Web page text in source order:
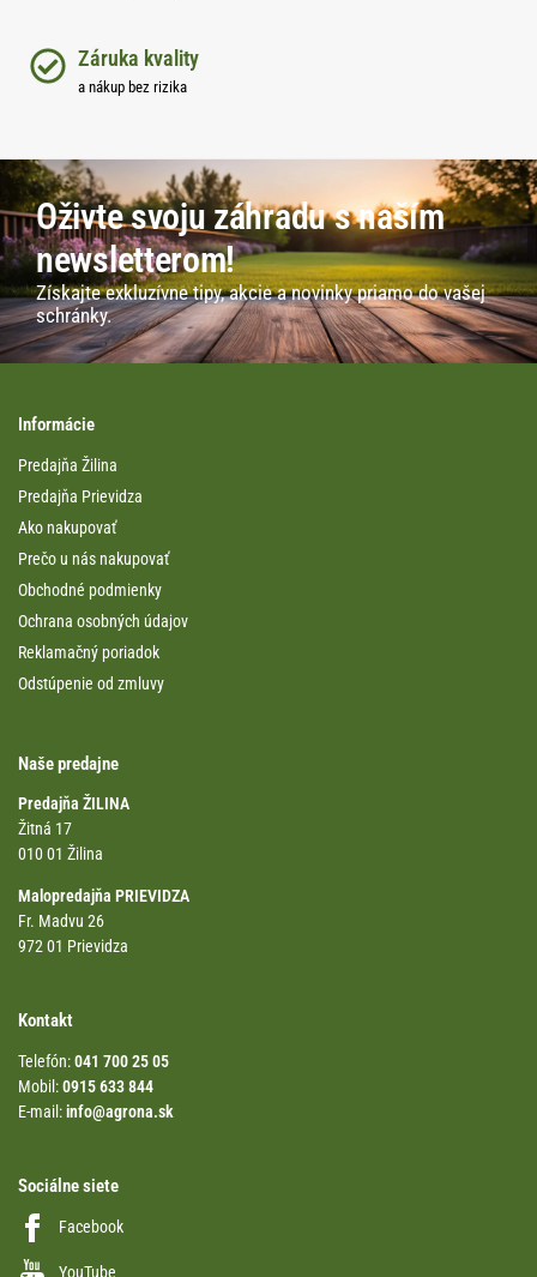
Záruka kvality
a nákup bez rizika
Oživte svoju záhradu s naším
newsletterom!
Získajte exkluzívne tipy, akcie a novinky priamo do vašej
schránky.
Informácie
Predajňa Žilina
Predajňa Prievidza
Ako nakupovať
Prečo u nás nakupovať
Obchodné podmienky
Ochrana osobných údajov
Reklamačný poriadok
Odstúpenie od zmluvy
Naše predajne
Predajňa ŽILINA
Žitná 17
010 01 Žilina
Malopredajňa PRIEVIDZA
Fr. Madvu 26
972 01 Prievidza
Kontakt
Telefón:041 700 25 05
Mobil:0915 633 844
E-mail:info@agrona.sk
Sociálne siete
Facebook
YouTube